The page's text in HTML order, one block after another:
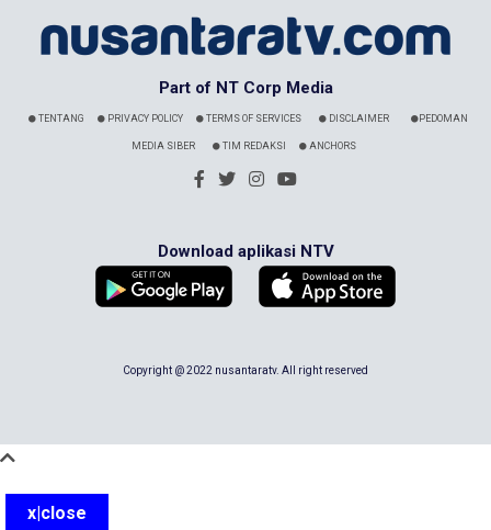
Part of NT Corp Media
TENTANG PRIVACY POLICY TERMS OF SERVICES DISCLAIMER PEDOMAN
MEDIA SIBER TIM REDAKSI ANCHORS
Download aplikasi NTV
Copyright @ 2022 nusantaratv. All right reserved
x|close